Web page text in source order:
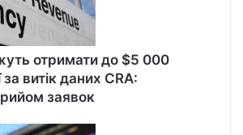
отримати до $5 000
витік даних CRA:
заявок